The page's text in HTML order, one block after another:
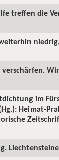
treffen die
im
Heimat-